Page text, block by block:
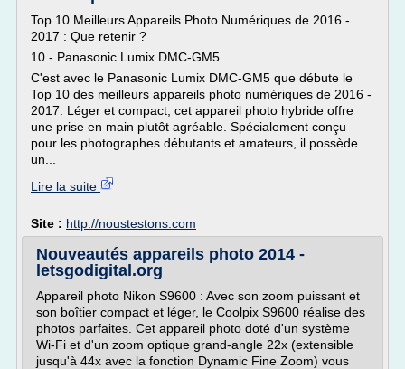
Top 10 Meilleurs Appareils Photo Numériques de 2016 -
2017 : Que retenir ?
10 - Panasonic Lumix DMC-GM5
C'est avec le Panasonic Lumix DMC-GM5 que débute le
Top 10 des meilleurs appareils photo numériques de 2016 -
2017. Léger et compact, cet appareil photo hybride offre
une prise en main plutôt agréable. Spécialement conçu
pour les photographes débutants et amateurs, il possède
un...
Lire la suite
Site : http://noustestons.com
Nouveautés appareils photo 2014 -
letsgodigital.org
Appareil photo Nikon S9600 : Avec son zoom puissant et
son boîtier compact et léger, le Coolpix S9600 réalise des
photos parfaites. Cet appareil photo doté d'un système
Wi-Fi et d'un zoom optique grand-angle 22x (extensible
jusqu'à 44x avec la fonction Dynamic Fine Zoom) vous